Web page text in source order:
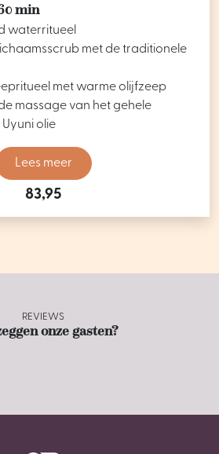
min
waterritueel
met de traditionele
met warme olijfzeep
massage van het gehele
olie
Lees meer
83,95
REVIEWS
onze gasten?